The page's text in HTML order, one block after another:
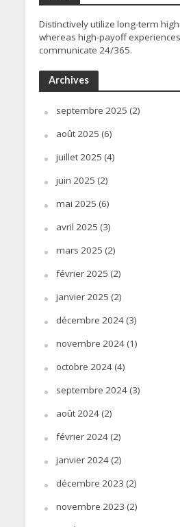
Distinctively utilize long-term
whereas high-payoff
communicate 24/365.
Archives
septembre 2025 (2)
août 2025 (6)
juillet 2025 (4)
juin 2025 (2)
mai 2025 (6)
avril 2025 (3)
mars 2025 (2)
février 2025 (2)
janvier 2025 (2)
décembre 2024(3)
novembre 2024(1)
octobre 2024(4)
septembre 2024(3)
août 2024(2)
février 2024(2)
janvier 2024(2)
décembre 2023 (2)
novembre 2023 (2)